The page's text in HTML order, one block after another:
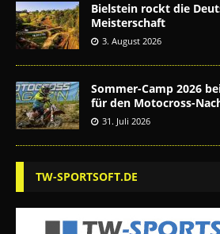
Bielstein rockt die
Meisterschaft
3. August 2026
Sommer-Camp 2026
für den Motocross-
31. Juli 2026
TW-SPORTSOFT.DE